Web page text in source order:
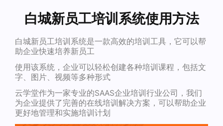
白城新员工培训系统使用方法
白城新员工培训系统是一款高效的培训工具，它可以帮
助企业快速培养新员工
使用该系统，企业可以轻松创建各种培训课程，包括文
字、图片、视频等多种形式
云学堂作为一家专业的SAAS企业培训行业公司，我们
为企业提供了完善的在线培训解决方案，可以帮助企业
更好地管理和实施培训计划